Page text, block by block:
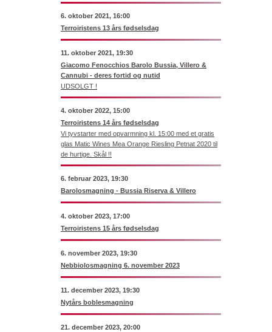
6. oktober 2021, 16:00
Terroiristens 13 års fødselsdag
11. oktober 2021, 19:30
Giacomo Fenocchios Barolo Bussia, Villero &
Cannubi - deres fortid og nutid
UDSOLGT !
4. oktober 2022, 15:00
Terroiristens 14 års fødselsdag
Vi tyvstarter med opvarmning kl. 15:00 med et gratis
glas Matic Wines Mea Orange Riesling Petnat 2020 til
de hurtige. Skål !!
6. februar 2023, 19:30
Barolosmagning - Bussia Riserva & Villero
4. oktober 2023, 17:00
Terroiristens 15 års fødselsdag
6. november 2023, 19:30
Nebbiolosmagning 6. november 2023
11. december 2023, 19:30
Nytårs boblesmagning
21. december 2023, 20:00